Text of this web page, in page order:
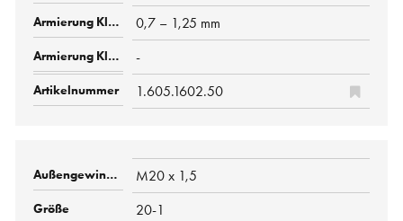
0,7 – 1,25 mm
-
1.605.1602.50
M20 x 1,5
20-1